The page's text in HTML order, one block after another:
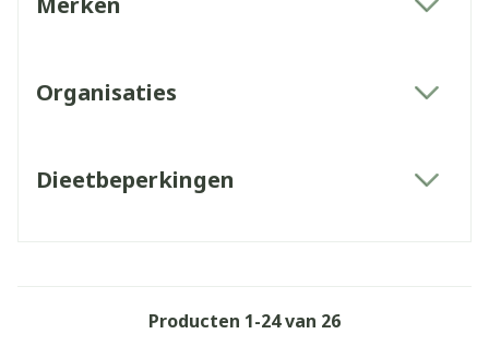
Organisaties
Dieetbeperkingen
Producten 1-24van 26